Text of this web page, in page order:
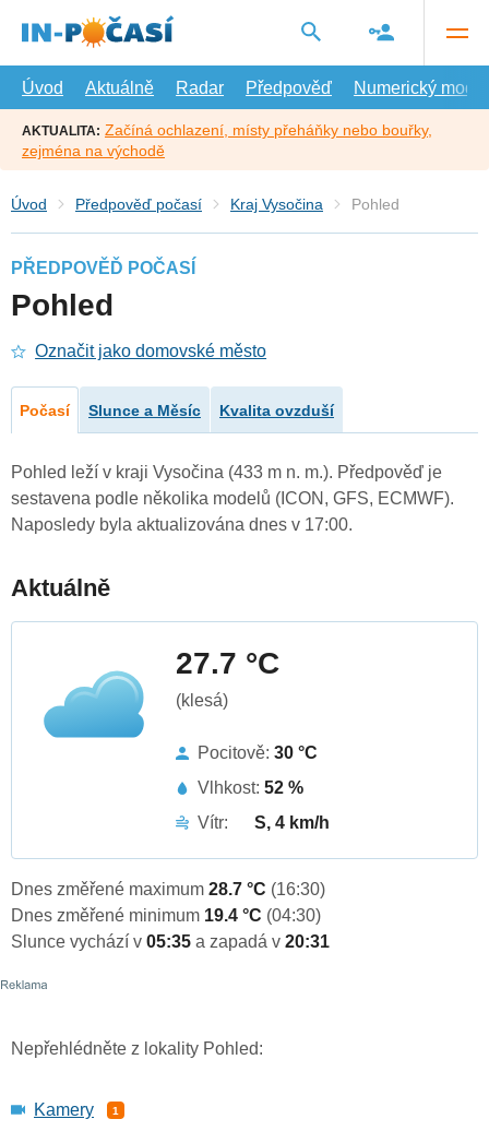
hlavní
Úvod
Aktuálně Radar Předpověď Numerický model
AKTUALITA: Začíná ochlazení, místy přeháňky nebo bouřky,
zejména na východě
Úvod Předpověď počasí Kraj Vysočina Pohled
PŘEDPOVĚĎ POČASÍ
Pohled
Označit jako domovské město
Počasí Slunce a Měsíc Kvalita ovzduší
Pohled leží v kraji Vysočina (433 m n. m.). Předpověď je
sestavena podle několika modelů (ICON, GFS, ECMWF).
Naposledy byla aktualizována dnes v 17:00.
Aktuálně
27.7 °C
(klesá)
Pocitově: 30 °C
Vlhkost: 52 %
Vítr:
S, 4 km/h
Dnes změřené maximum 28.7 °C (16:30)
Dnes změřené minimum 19.4 °C (04:30)
Slunce vychází v 05:35 a zapadá v 20:31
Nepřehlédněte z lokality Pohled:
Kamery 1